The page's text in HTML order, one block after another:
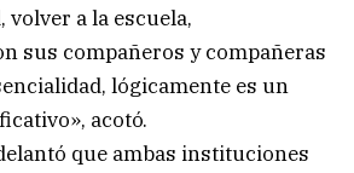
volver a la escuela,
sus compañeros y compañeras
lógicamente es un
acotó.
que ambas instituciones